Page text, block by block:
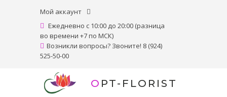
Мой аккаунт
Ежедневно с 10:00 до 20:00 (разница
во времени +7 по МСК)
Возникли вопросы? Звоните! 8 (924)
525-50-00
OPT-FLORIST